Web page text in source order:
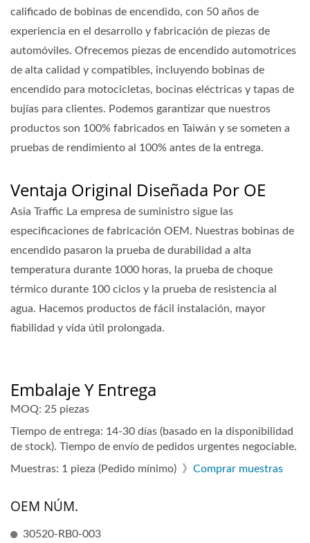
calificado de bobinas de encendido, con 50 años de
experiencia en el desarrollo y fabricación de piezas de
automóviles. Ofrecemos piezas de encendido automotrices
de alta calidad y compatibles, incluyendo bobinas de
encendido para motocicletas, bocinas eléctricas y tapas de
bujías para clientes. Podemos garantizar que nuestros
productos son 100% fabricados en Taiwán y se someten a
pruebas de rendimiento al 100% antes de la entrega.
Ventaja Original Diseñada Por OE
Asia Traffic La empresa de suministro sigue las
especificaciones de fabricación OEM. Nuestras bobinas de
encendido pasaron la prueba de durabilidad a alta
temperatura durante 1000 horas, la prueba de choque
térmico durante 100 ciclos y la prueba de resistencia al
agua. Hacemos productos de fácil instalación, mayor
fiabilidad y vida útil prolongada.
Embalaje Y Entrega
MOQ: 25 piezas
Tiempo de entrega: 14-30 días (basado en la disponibilidad
de stock). Tiempo de envío de pedidos urgentes negociable.
Muestras: 1 pieza (Pedido mínimo) 》 Comprar muestras
OEM NÚM.
30520-RB0-003